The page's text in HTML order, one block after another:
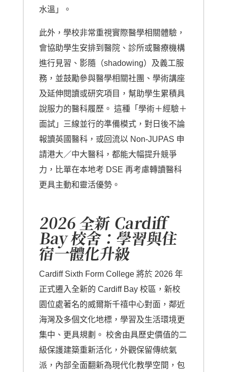
水溫」。
此外，學校非常重視實際醫學相關體驗，
會協助學生安排到醫院、診所或醫療機構
進行見習、影隨（shadowing）及義工服
務，並鼓勵參與醫學相關社團、學術講座
及延伸閱讀或研究項目，幫助學生累積具
說服力的醫科履歷。 這種「學術＋經驗＋
面試」三線並行的準備模式，對日後不論
報讀英國醫科，或回流以 Non-JUPAS 申
請港大／中大醫科，都能大幅提升競爭
力，比單在本地考 DSE 再考慮轉讀醫科
更具主動和靈活優勢。
2026 全新 Cardiff
Bay 校舍：學習與住
宿一體化升級
Cardiff Sixth Form College 將於 2026 年
正式遷入全新的 Cardiff Bay 校區，新校
園位處著名的威爾斯千禧中心對面，鄰近
海灣及多個文化地標，學習及生活環境更
集中、更具規劃。 校舍由具歷史價值的二
級保護建築重新活化，外觀保留傳統氣
派，內部全面翻新為現代化教學空間，包